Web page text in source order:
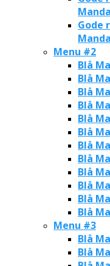
Gode
Menu #2
Blå
Blå
Blå
Blå
Blå
Blå
Blå
Blå
Blå
Blå
Blå
Blå
Menu #3
Blå
Blå